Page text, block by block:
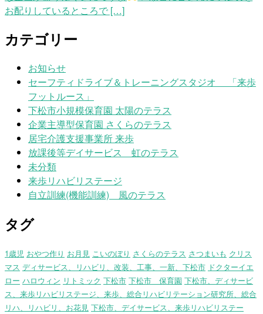
お配りしているところで […]
カテゴリー
お知らせ
セーフティドライブ＆トレーニングスタジオ 「来歩
フットルース」
下松市小規模保育園 太陽のテラス
企業主導型保育園 さくらのテラス
居宅介護支援事業所 来歩
放課後等デイサービス 虹のテラス
未分類
来歩リハビリステージ
自立訓練(機能訓練) 風のテラス
タグ
1歳児 おやつ作り お月見 こいのぼり さくらのテラス さつまいも クリス
マス ディサービス、リハビリ、改装、工事、一新、下松市 ドクターイエ
ロー ハロウィン リトミック 下松市 下松市 保育園 下松市、ディサービ
ス、来歩リハビリステージ、来歩、総合リハビリテーション研究所、総合
リハ、リハビリ、お花見 下松市、デイサービス、来歩リハビリステー